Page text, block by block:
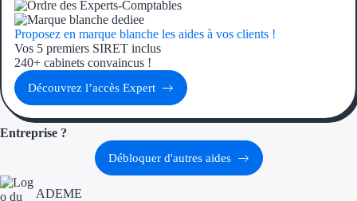
Nos tarifs
Ressources
FAQ
Proposez en marque blanche les aides à vos clients !
Vos 5 premiers SIRET inclus
240+ cabinets convaincus !
Découvrez l’accès Expert
Entreprise ?
Débloquer d'autres aides
ADEME